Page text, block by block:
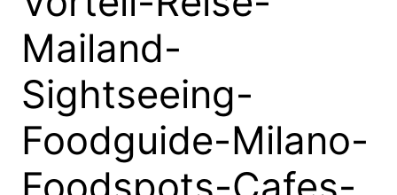
Mailand-
Sightseeing-
Foodguide-Milano-